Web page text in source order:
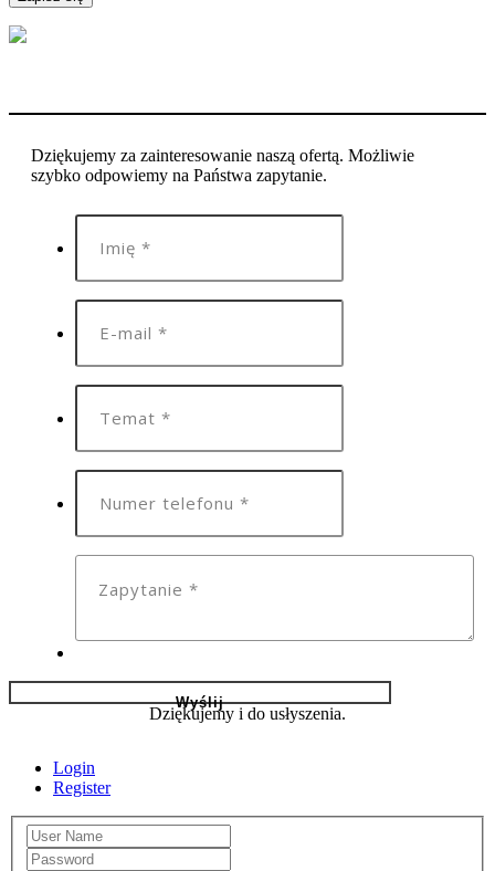
Dziękujemy za zainteresowanie naszą ofertą. Możliwie
szybko odpowiemy na Państwa zapytanie.
Dziękujemy i do usłyszenia.
Login
Register